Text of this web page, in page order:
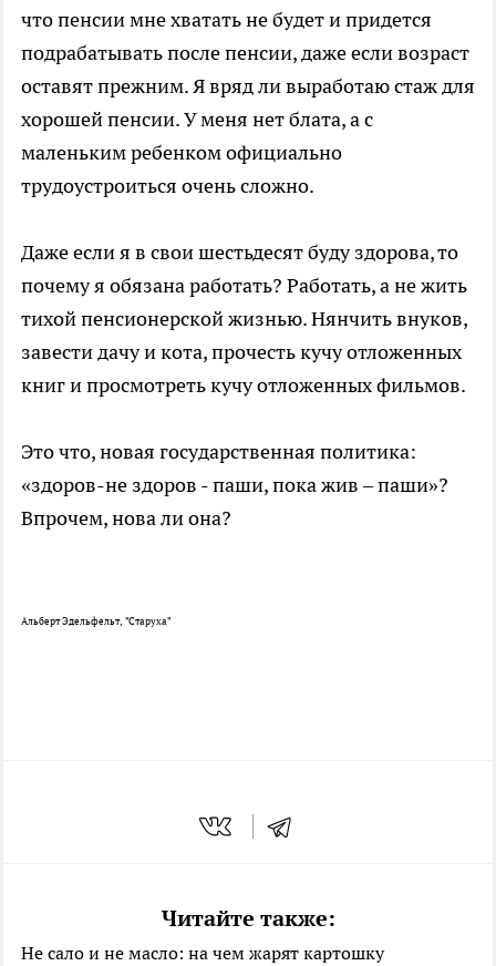
что пенсии мне хватать не будет и придется
подрабатывать после пенсии, даже если возраст
оставят прежним. Я вряд ли выработаю стаж для
хорошей пенсии. У меня нет блата, а с
маленьким ребенком официально
трудоустроиться очень сложно.
Даже если я в свои шестьдесят буду здорова, то
почему я обязана работать? Работать, а не жить
тихой пенсионерской жизнью. Нянчить внуков,
завести дачу и кота, прочесть кучу отложенных
книг и просмотреть кучу отложенных фильмов.
Это что, новая государственная политика:
«здоров-не здоров - паши, пока жив – паши»?
Впрочем, нова ли она?
Альберт Эдельфельт, "Старуха"
Читайте также:
Не сало и не масло: на чем жарят картошку